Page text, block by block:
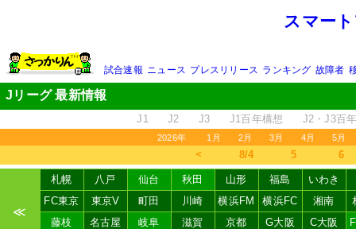
スマー
試合速報 ニュース プレスリリース ランキング 故障者
Jリーグ 最新情報
J1 J2 J3 J1百年構想 J2・J3百
2026年 1月 2月 3月 4月 5月
＜ 8/4 5 6
≪
札幌 八戸 仙台 秋田 山形 福島
いわき
FC東京
東京V 町田 川崎 横浜FM 横浜FC 湘南
藤枝
名古屋 岐阜 滋賀 京都 G大阪 C大阪